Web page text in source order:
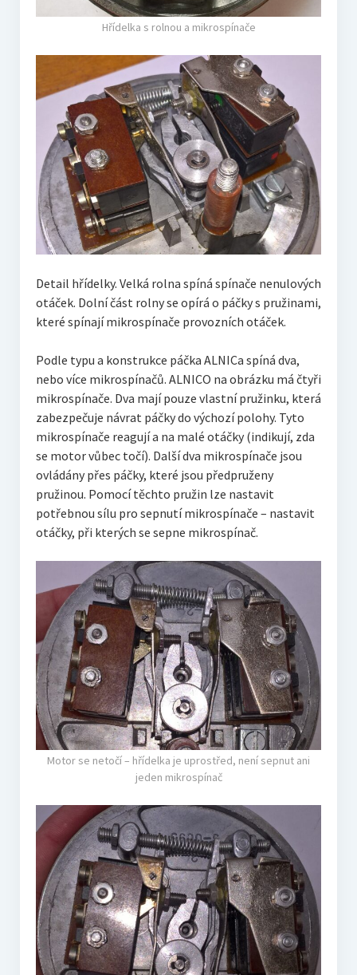
Hřídelka s rolnou a mikrospínače
Detail hřídelky. Velká rolna spíná spínače nenulových
otáček. Dolní část rolny se opírá o páčky s pružinami,
které spínají mikrospínače provozních otáček.
Podle typu a konstrukce páčka ALNICa spíná dva,
nebo více mikrospínačů. ALNICO na obrázku má čtyři
mikrospínače. Dva mají pouze vlastní pružinku, která
zabezpečuje návrat páčky do výchozí polohy. Tyto
mikrospínače reagují a na malé otáčky (indikují, zda
se motor vůbec točí). Další dva mikrospínače jsou
ovládány přes páčky, které jsou předpruženy
pružinou. Pomocí těchto pružin lze nastavit
potřebnou sílu pro sepnutí mikrospínače – nastavit
otáčky, při kterých se sepne mikrospínač.
Motor se netočí – hřídelka je uprostřed, není sepnut ani
jeden mikrospínač